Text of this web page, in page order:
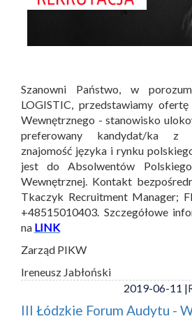
Szanowni Państwo, w
LOGISTIC, przedstawiamy
Wewnętrznego - stanowisko
preferowany kandydat/ka z
znajomość języka i rynku
jest do Absolwentów
Wewnętrznej. Kontakt
Tkaczyk Recruitment Manager;
+48515010403. Szczegółowe
na LINK
Zarząd PIKW
Ireneusz Jabłoński
2019-06-11 |
III Łódzkie Forum Audytu -